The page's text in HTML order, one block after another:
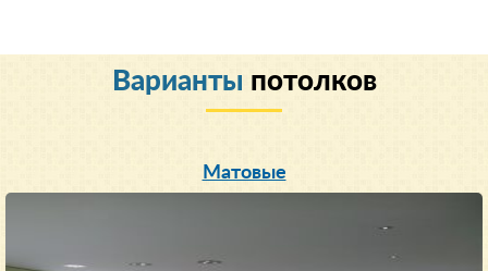
Варианты потолков
Матовые